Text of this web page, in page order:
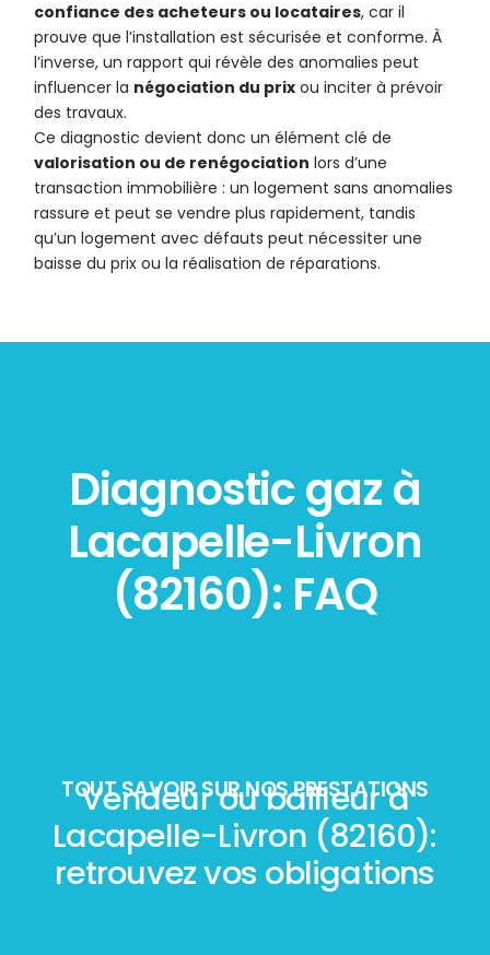
confiance des acheteurs ou locataires, car il
prouve que l’installation est sécurisée et conforme. À
l’inverse, un rapport qui révèle des anomalies peut
influencer la négociation du prix ou inciter à prévoir
des travaux.
Ce diagnostic devient donc un élément clé de
valorisation ou de renégociation lors d’une
transaction immobilière : un logement sans anomalies
rassure et peut se vendre plus rapidement, tandis
qu’un logement avec défauts peut nécessiter une
baisse du prix ou la réalisation de réparations.
Diagnostic gaz à
Lacapelle-Livron
(82160): FAQ
TOUT SAVOIR SUR NOS PRESTATIONS
Vendeur ou bailleur à
Lacapelle-Livron (82160):
retrouvez vos obligations